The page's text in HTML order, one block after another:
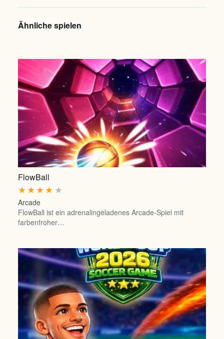
Ähnliche spielen
FlowBall
★
★
★
★
★
Arcade
FlowBall ist ein adrenalingeladenes Arcade-Spiel mit
farbenfroher…